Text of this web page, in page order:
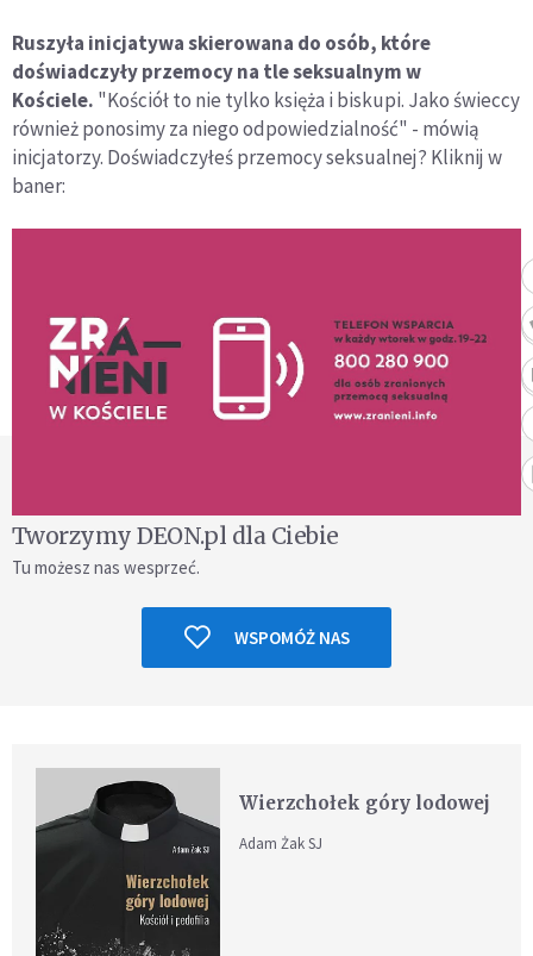
Ruszyła inicjatywa skierowana do osób, które
doświadczyły przemocy na tle seksualnym w
Kościele. "Kościół to nie tylko księża i biskupi. Jako świeccy
również ponosimy za niego odpowiedzialność" - mówią
inicjatorzy. Doświadczyłeś przemocy seksualnej? Kliknij w
baner:
Tworzymy DEON.pl dla Ciebie
Tu możesz nas wesprzeć.
WSPOMÓŻ NAS
Wierzchołek góry lodowej
Adam Żak SJ